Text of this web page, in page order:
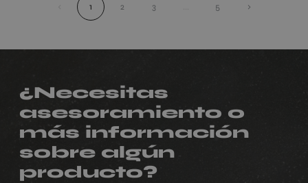
1 2 3 5 ›
¿Necesitas
asesoramiento o
más información
sobre algún
producto?